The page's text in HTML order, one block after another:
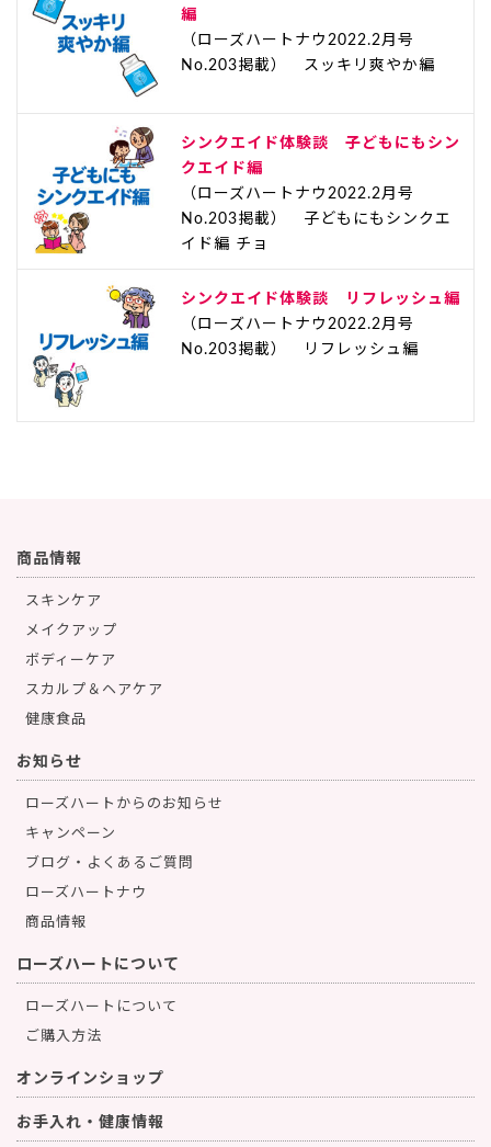
編
（ローズハートナウ2022.2月号
No.203掲載） スッキリ爽やか編
シンクエイド体験談 子どもにもシン
クエイド編
（ローズハートナウ2022.2月号
No.203掲載） 子どもにもシンクエ
イド編 チョ
シンクエイド体験談 リフレッシュ編
（ローズハートナウ2022.2月号
No.203掲載） リフレッシュ編
商品情報
スキンケア
メイクアップ
ボディーケア
スカルプ＆ヘアケア
健康食品
お知らせ
ローズハートからのお知らせ
キャンペーン
ブログ・よくあるご質問
ローズハートナウ
商品情報
ローズハートについて
ローズハートについて
ご購入方法
オンラインショップ
お手入れ・健康情報